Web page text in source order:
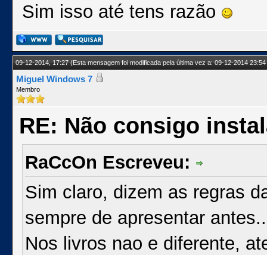
Sim isso até tens razão
09-12-2014, 17:27(Esta mensagem foi modificada pela última vez a: 09-12-2014
Miguel Windows 7
Membro
RE: Não consigo
RaCcOn Escreveu:
Sim claro, dizem as regras
sempre de apresentar
Nos livros nao e diferente,